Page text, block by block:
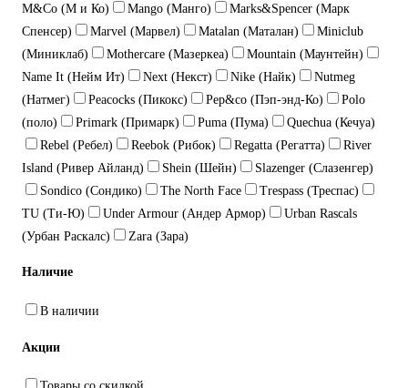
M&Co (М и Ко)
Mango (Манго)
Marks&Spencer (Марк
Спенсер)
Marvel (Марвел) Matalan (Маталан)
Miniclub
(Миниклаб)
Mothercare (Мазеркеа)
Mountain (Маунтейн)
Name It (Нейм Ит)
Next (Некст) Nike (Найк)
Nutmeg
(Натмег)
Peacocks (Пикокс) Pep&co (Пэп-энд-Ко)
Polo
(поло)
Primark (Примарк) Puma (Пума)
Quechua (Кечуа)
Rebel (Ребел)
Reebok (Рибок) Regatta (Регатта)
River
Island (Ривер Айланд)
Shein (Шейн)
Slazenger (Слазенгер)
Sondico (Сондико)
The North Face
Trespass (Треспас)
TU (Ти-Ю)
Under Armour (Андер Армор)
Urban Rascals
(Урбан Раскалс)
Zara (Зара)
Наличие
В наличии
Акции